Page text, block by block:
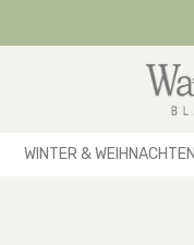
WINTER & WEIHNACHTEN